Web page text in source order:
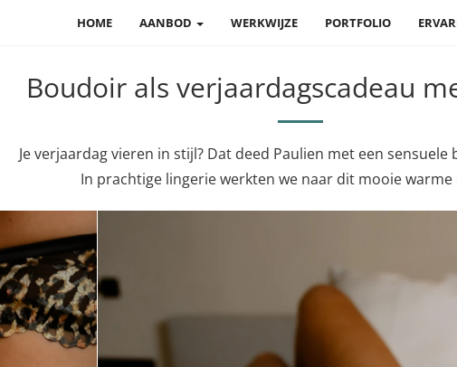
HOME AANBOD WERKWIJZE PORTFOLIO
Boudoir als verjaardagscadeau
Je verjaardag vieren in stijl? Dat deed Paulien met een
In prachtige lingerie werkten we naar dit mooie